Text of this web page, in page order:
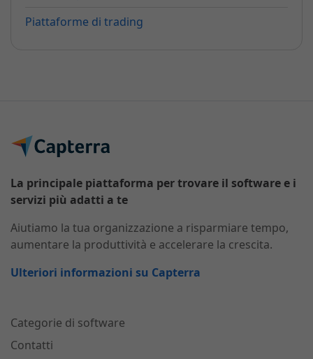
Piattaforme di trading
La principale piattaforma per trovare il software e i
servizi più adatti a te
Aiutiamo la tua organizzazione a risparmiare tempo,
aumentare la produttività e accelerare la crescita.
Ulteriori informazioni su Capterra
Categorie di software
Contatti